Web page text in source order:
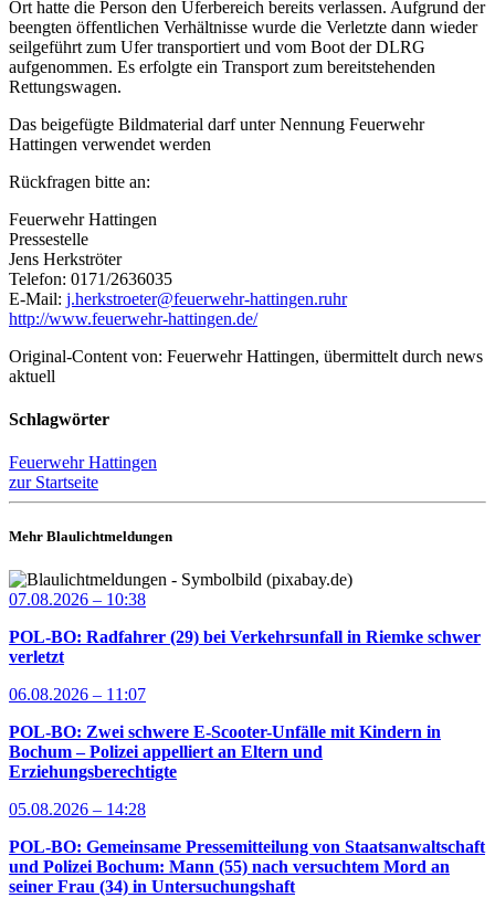
Ort hatte die Person den Uferbereich bereits verlassen. Aufgrund der
beengten öffentlichen Verhältnisse wurde die Verletzte dann wieder
seilgeführt zum Ufer transportiert und vom Boot der DLRG
aufgenommen. Es erfolgte ein Transport zum bereitstehenden
Rettungswagen.
Das beigefügte Bildmaterial darf unter Nennung Feuerwehr
Hattingen verwendet werden
Rückfragen bitte an:
Feuerwehr Hattingen
Pressestelle
Jens Herkströter
Telefon: 0171/2636035
E-Mail: j.herkstroeter@feuerwehr-hattingen.ruhr
http://www.feuerwehr-hattingen.de/
Original-Content von: Feuerwehr Hattingen, übermittelt durch news
aktuell
Schlagwörter
Feuerwehr Hattingen
zur Startseite
Mehr Blaulichtmeldungen
07.08.2026 – 10:38
POL-BO: Radfahrer (29) bei Verkehrsunfall in Riemke schwer
verletzt
06.08.2026 – 11:07
POL-BO: Zwei schwere E-Scooter-Unfälle mit Kindern in
Bochum – Polizei appelliert an Eltern und
Erziehungsberechtigte
05.08.2026 – 14:28
POL-BO: Gemeinsame Pressemitteilung von Staatsanwaltschaft
und Polizei Bochum: Mann (55) nach versuchtem Mord an
seiner Frau (34) in Untersuchungshaft